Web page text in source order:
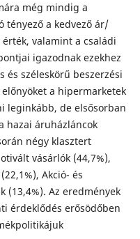
még mindig a
tényező a kedvező ár/
valamint a családi
igazodnak ezekhez
és széleskörű beszerzési
a hipermarketek
leginkább, de elsősorban
hazai áruházláncok
négy klasztert
vásárlók (44,7%),
Akció- és
(13,4%). Az eredmények
érdeklődés erősödőben